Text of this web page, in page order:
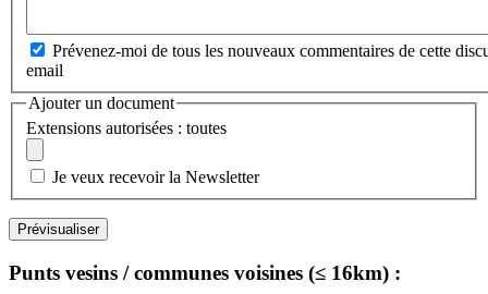
Prévenez-moi de tous les nouveaux commentaires de cette
email
Ajouter un document
Extensions autorisées : toutes
Je veux recevoir la Newsletter
Punts vesins / communes voisines (≤ 16km) :